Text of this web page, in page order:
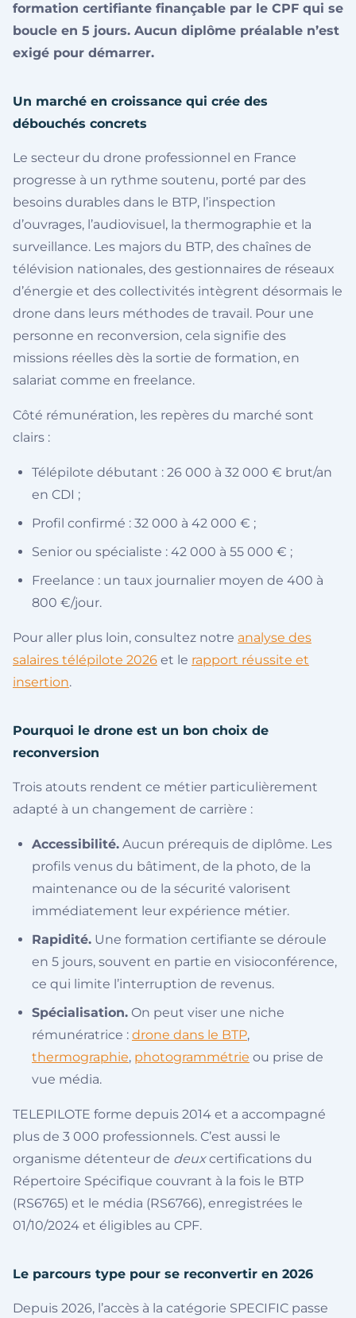
formation certifiante finançable par le CPF qui se
boucle en 5 jours. Aucun diplôme préalable n’est
exigé pour démarrer.
Un marché en croissance qui crée des
débouchés concrets
Le secteur du drone professionnel en France
progresse à un rythme soutenu, porté par des
besoins durables dans le BTP, l’inspection
d’ouvrages, l’audiovisuel, la thermographie et la
surveillance. Les majors du BTP, des chaînes de
télévision nationales, des gestionnaires de réseaux
d’énergie et des collectivités intègrent désormais le
drone dans leurs méthodes de travail. Pour une
personne en reconversion, cela signifie des
missions réelles dès la sortie de formation, en
salariat comme en freelance.
Côté rémunération, les repères du marché sont
clairs :
Télépilote débutant : 26 000 à 32 000 € brut/an
en CDI ;
Profil confirmé : 32 000 à 42 000 € ;
Senior ou spécialiste : 42 000 à 55 000 € ;
Freelance : un taux journalier moyen de 400 à
800 €/jour.
Pour aller plus loin, consultez notre analyse des
salaires télépilote 2026 et le rapport réussite et
insertion.
Pourquoi le drone est un bon choix de
reconversion
Trois atouts rendent ce métier particulièrement
adapté à un changement de carrière :
Accessibilité. Aucun prérequis de diplôme. Les
profils venus du bâtiment, de la photo, de la
maintenance ou de la sécurité valorisent
immédiatement leur expérience métier.
Rapidité. Une formation certifiante se déroule
en 5 jours, souvent en partie en visioconférence,
ce qui limite l’interruption de revenus.
Spécialisation. On peut viser une niche
rémunératrice : drone dans le BTP,
thermographie, photogrammétrie ou prise de
vue média.
TELEPILOTE forme depuis 2014 et a accompagné
plus de 3 000 professionnels. C’est aussi le
organisme détenteur de deuxcertifications du
Répertoire Spécifique couvrant à la fois le BTP
(RS6765) et le média (RS6766), enregistrées le
01/10/2024 et éligibles au CPF.
Le parcours type pour se reconvertir en 2026
Depuis 2026, l’accès à la catégorie SPECIFIC passe